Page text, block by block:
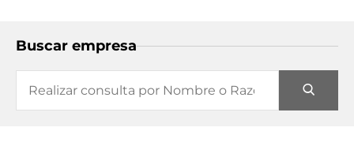
Buscar empresa